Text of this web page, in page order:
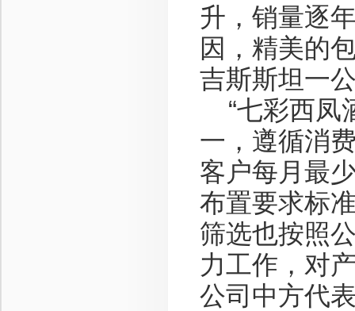
升，销量逐
因，精美的
吉斯斯坦一
“七彩西凤
一，遵循消
客户每月最
布置要求标
筛选也按照
力工作，对
公司中方代